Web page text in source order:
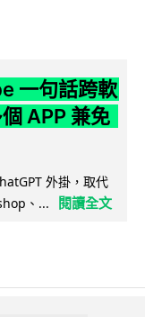
一句話跨軟
APP 兼免
外掛，取代
、...
閱讀全文